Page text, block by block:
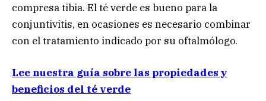
compresa tibia. El té verde es bueno para la
conjuntivitis, en ocasiones es necesario combinar
con el tratamiento indicado por su oftalmólogo.
Lee nuestra guía sobre las propiedades y
beneficios del té verde